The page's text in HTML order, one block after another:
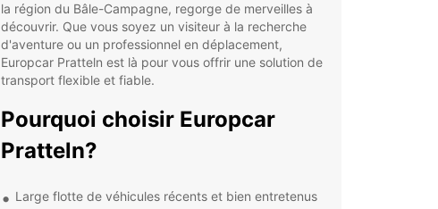
la région du Bâle-Campagne, regorge de merveilles à
découvrir. Que vous soyez un visiteur à la recherche
d'aventure ou un professionnel en déplacement,
Europcar Pratteln est là pour vous offrir une solution de
transport flexible et fiable.
Pourquoi choisir Europcar
Pratteln?
Large flotte de véhicules récents et bien entretenus